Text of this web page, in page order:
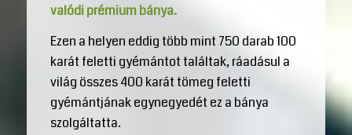
valódi prémium bánya.
Ezen a helyen eddig több mint 750 darab 100
karát feletti gyémántot találtak, ráadásul a
világ összes 400 karát tömeg feletti
gyémántjának egynegyedét ez a bánya
szolgáltatta.